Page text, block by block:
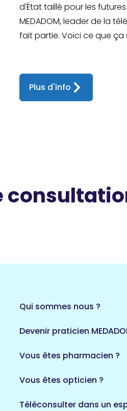
d'État taillé pour les
MEDADOM, leader de la
fait partie. Voici ce que ça
Plus d'info
Qui sommes nous ?
Devenir praticien
Vous êtes pharmacien ?
Vous êtes opticien ?
Téléconsulter dans un